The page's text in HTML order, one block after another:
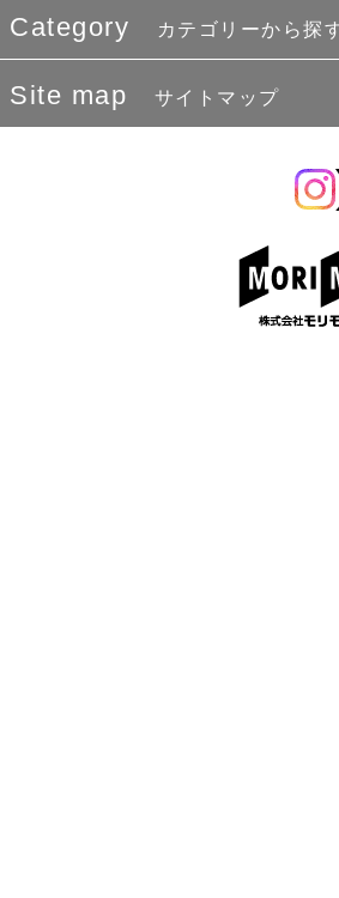
Category カテゴリーから探
Site map サイトマップ